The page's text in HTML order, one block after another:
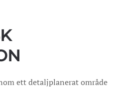
ett detaljplanerat område